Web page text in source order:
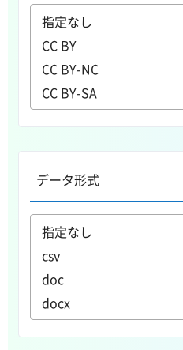
データ形式